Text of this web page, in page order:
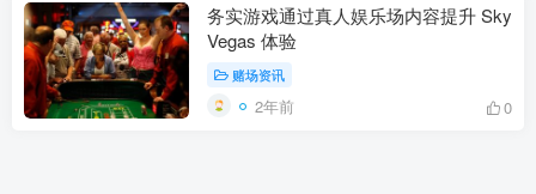
务实游戏通过真人娱乐场内容提升 Sky
Vegas 体验
赌场资讯
2年前 0